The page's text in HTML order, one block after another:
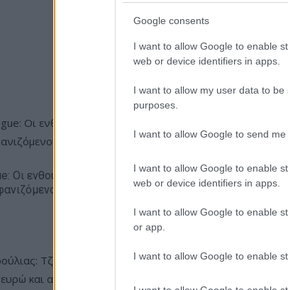
Google consents
I want to allow Google to enable
web or device identifiers in apps.
I want to allow my user data to
purposes.
I want to allow Google to send
I want to allow Google to enable
web or device identifiers in apps.
I want to allow Google to enable
or app.
I want to allow Google to enable
Οι ενθουσιώδεις
Πρεμιέρα με
πανόραμα